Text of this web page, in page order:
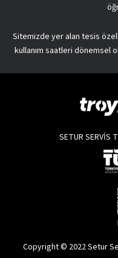
Sitemizde yer alan tesis
kullanım saatleri dönemsel
SETUR SERVİS
Copyright © 2022 Setur